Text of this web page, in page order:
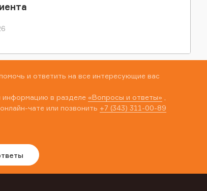
и ответить на все интересующие вас
в разделе «Вопросы и ответы»
чате или позвонить +7 (343) 311-00-89